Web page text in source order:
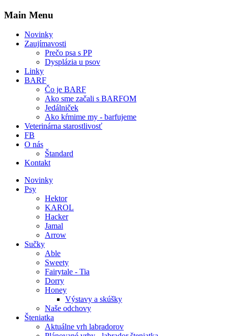
Main Menu
Novinky
Zaujímavosti
Prečo psa s PP
Dysplázia u psov
Linky
BARF
Čo je BARF
Ako sme začali s BARFOM
Jedálniček
Ako kŕmime my - barfujeme
Veterinárna starostlivosť
FB
O nás
Štandard
Kontakt
Novinky
Psy
Hektor
KAROL
Hacker
Jamal
Arrow
Sučky
Able
Sweety
Fairytale - Tia
Dorry
Honey
Výstavy a skúšky
Naše odchovy
Šteniatka
Aktuálne vrh labradorov